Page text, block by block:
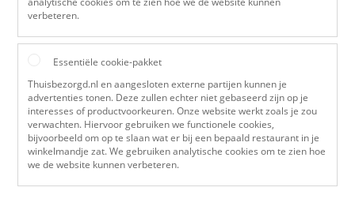
verbeteren.
Essentiële cookie-pakket
Thuisbezorgd.nl en aangesloten externe partijen kunnen je
advertenties tonen. Deze zullen echter niet gebaseerd zijn op je
interesses of productvoorkeuren. Onze website werkt zoals je zou
verwachten. Hiervoor gebruiken we functionele cookies,
bijvoorbeeld om op te slaan wat er bij een bepaald restaurant in je
winkelmandje zat. We gebruiken analytische cookies om te zien hoe
we de website kunnen verbeteren.